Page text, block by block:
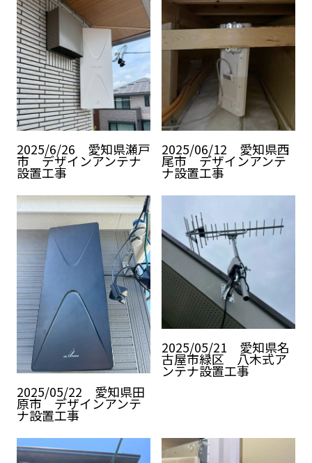
2025/6/26 愛知県瀬戸
市 デザインアンテナ
設置工事
2025/06/12 愛知県西
尾市 デザインアンテ
ナ設置工事
2025/05/22 愛知県田
原市 デザインアンテ
ナ設置工事
2025/05/21 愛知県名
古屋市緑区 八木式ア
ンテナ設置工事